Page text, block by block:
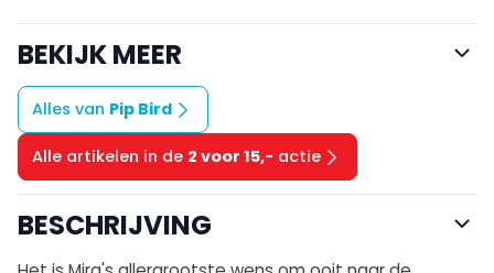
BEKIJK MEER
Alles van Pip Bird
Alle artikelen in de 2 voor 15,- actie
BESCHRIJVING